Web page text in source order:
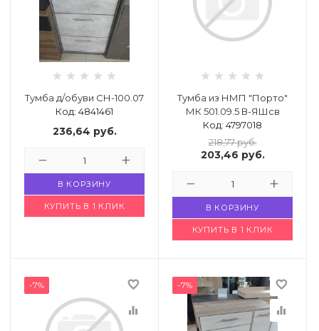
Тумба д/обуви СН-100.07
Код: 4841461
236,64 руб.
В КОРЗИНУ
КУПИТЬ В 1 КЛИК
Тумба из НМП "Порто"
МК 501.09.5 В-ЯШсв
Код: 4797018
218,77руб.
203,46 руб.
В КОРЗИНУ
КУПИТЬ В 1 КЛИК
-7%
favorite_border
equalizer
-7%
favorite_border
equalizer